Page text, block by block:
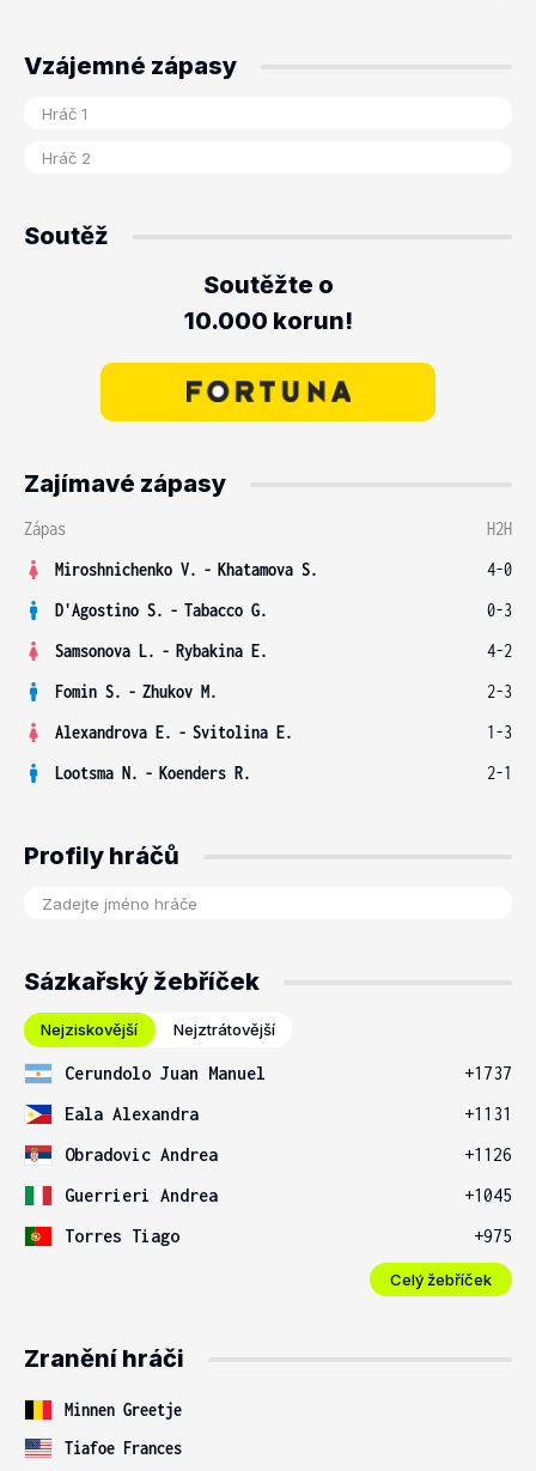
Vzájemné zápasy
Soutěž
Soutěžte o
10.000 korun!
Zajímavé zápasy
Zápas
H2H
Miroshnichenko V. - Khatamova S.
4-0
D'Agostino S. - Tabacco G.
0-3
Samsonova L. - Rybakina E.
4-2
Fomin S. - Zhukov M.
2-3
Alexandrova E. - Svitolina E.
1-3
Lootsma N. - Koenders R. 2-1
Profily hráčů
Sázkařský žebříček
Nejziskovější Nejztrátovější
Cerundolo Juan Manuel
+1737
Eala Alexandra
+1131
Obradovic Andrea
+1126
Guerrieri Andrea
+1045
Torres Tiago
+975
Celý žebříček
Zranění hráči
Minnen Greetje
Tiafoe Frances